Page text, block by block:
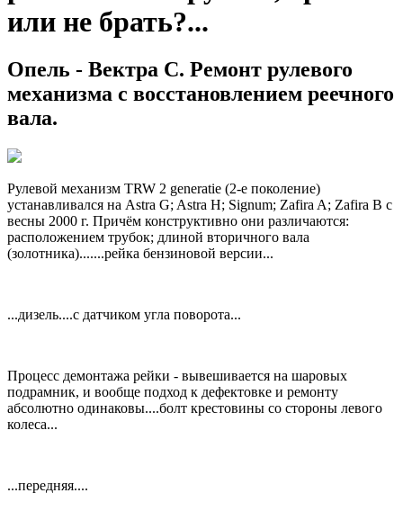
или не брать?...
Опель - Вектра С. Ремонт рулевого
механизма с восстановлением реечного
вала.
Рулевой механизм TRW 2 generatie (2-е поколение)
устанавливался на Astra G; Astra H; Signum; Zafira A; Zafira B с
весны 2000 г. Причём конструктивно они различаются:
расположением трубок; длиной вторичного вала
(золотника).......рейка бензиновой версии...
...дизель....с датчиком угла поворота...
Процесс демонтажа рейки - вывешивается на шаровых
подрамник, и вообще подход к дефектовке и ремонту
абсолютно одинаковы....болт крестовины со стороны левого
колеса...
...передняя....